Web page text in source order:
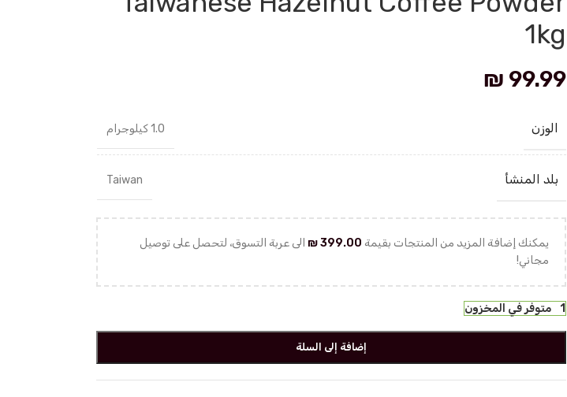
1kg
₪ 99.99
الوزن 1.0 كيلوجرام
بلد المنشأ Taiwan
يمكنك إضافة المزيد من المنتجات بقيمة ₪399.00
الى عربة التسوق، لتحصل على توصيل
مجاني!
1 متوفر في المخزون
إضافة إلى السلة